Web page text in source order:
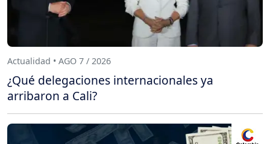
Actualidad • AGO 7 / 2026
¿Qué delegaciones internacionales ya
arribaron a Cali?